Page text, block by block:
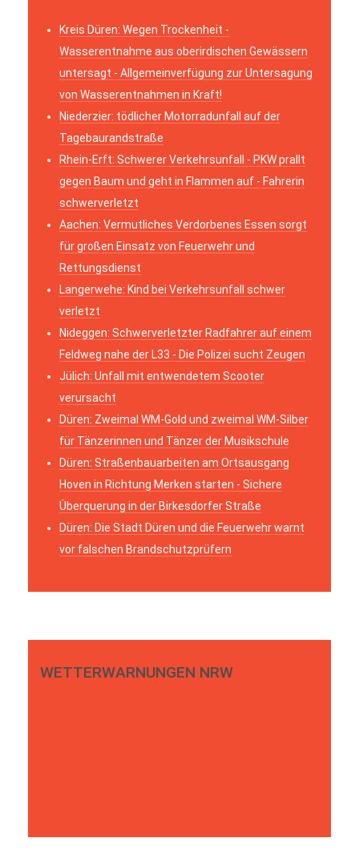
Kreis Düren: Wegen Trockenheit -
Wasserentnahme aus oberirdischen Gewässern
untersagt - Allgemeinverfügung zur Untersagung
von Wasserentnahmen in Kraft!
Niederzier: tödlicher Motorradunfall auf der
Tagebaurandstraße
Rhein-Erft: Schwerer Verkehrsunfall - PKW prallt
gegen Baum und geht in Flammen auf - Fahrerin
schwerverletzt
Aachen: Vermutliches Verdorbenes Essen sorgt
für großen Einsatz von Feuerwehr und
Rettungsdienst
Langerwehe: Kind bei Verkehrsunfall schwer
verletzt
Nideggen: Schwerverletzter Radfahrer auf einem
Feldweg nahe der L33 - Die Polizei sucht Zeugen
Jülich: Unfall mit entwendetem Scooter
verursacht
Düren: Zweimal WM-Gold und zweimal WM-Silber
für Tänzerinnen und Tänzer der Musikschule
Düren: Straßenbauarbeiten am Ortsausgang
Hoven in Richtung Merken starten - Sichere
Überquerung in der Birkesdorfer Straße
Düren: Die Stadt Düren und die Feuerwehr warnt
vor falschen Brandschutzprüfern
WETTERWARNUNGEN NRW